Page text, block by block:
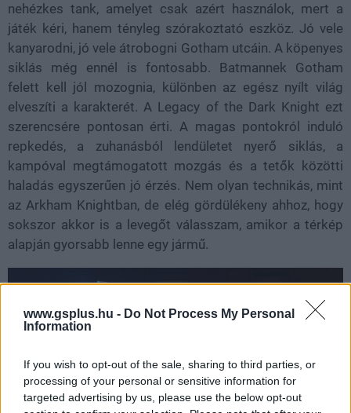
www.gsplus.hu - Do Not Process My Personal
Information
If you wish to opt-out of the sale, sharing to third parties, or
processing of your personal or sensitive information for
targeted advertising by us, please use the below opt-out
nehézkes tank, amelyet csak azért használok, mert a
játék kéri, hanem tényleg szórakoztató eszköz. Jó vele
kanyarodni, jó vele átrobogni Gotham utcáin. A köpenyes
siklás még ennél is fontosabb. Batmannek Gotham
felett kell jól mozognia, különben az egész nyílt világ
elveszíti a karakterét. A Legacy of the Dark Knight ezt
szerencsére pontosan érti. A magas pontokról induló
repkedés, a zuhanásból lendületet nyerő siklás, a
kampóval megtámogatott mozgás és a tetők közötti
haladás egyszerűen jó érzés. Nem olyan technikás, mint
az Arkham Knightban, de elég gördülékeny ahhoz, hogy
sokszor akkor is a levegőt válasszam, amikor a térkép
alapján gyorsabb lenne egy jármű.